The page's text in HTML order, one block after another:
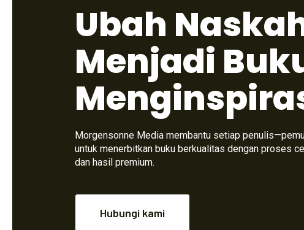
Ubah
Menjadi
Morgensonne Media membantu setiap
untuk menerbitkan buku berkualitas dengan proses
dan hasil premium.
Hubungi kami